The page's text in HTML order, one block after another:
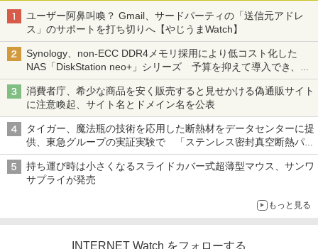
ユーザー阿鼻叫喚？ Gmail、サードパーティの「送信元アドレ
ス」のサポートを打ち切りへ【やじうまWatch】
Synology、non-ECC DDR4メモリ採用により低コスト化した
NAS「DiskStation neo+」シリーズ 予算を抑えて導入でき、
ECCメモリへのアップグレードも可能
消費者庁、希少な商品を安く販売すると見せかける偽通販サイト
に注意喚起、サイト名とドメイン名を公表
タイガー、魔法瓶の技術を応用した断熱材をデータセンターに提
供、東急グループの実証実験で 「ステンレス密封真空断熱パネ
ル TIVIP」
持ち運び時は小さくなるスライドカバー式超薄型マウス、サンワ
サプライが発売
もっと見る
INTERNET Watch をフォローする